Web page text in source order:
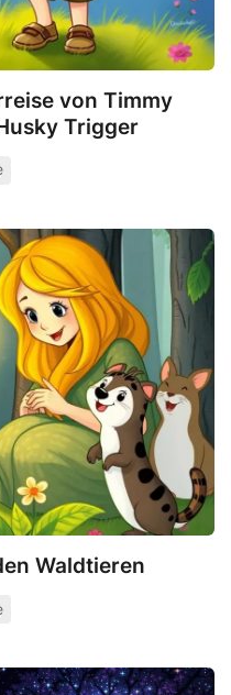
von Timmy
Trigger
Waldtieren